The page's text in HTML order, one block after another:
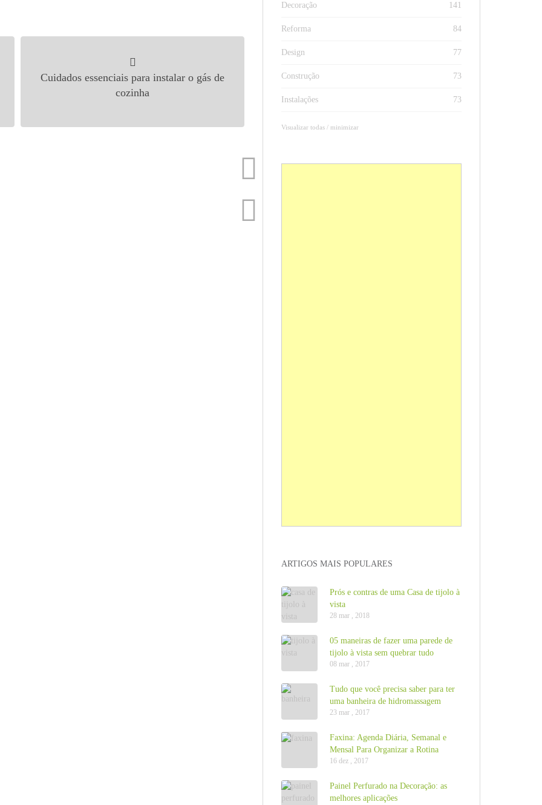
Cuidados essenciais para instalar o gás de
cozinha
Decoração 141
Reforma 84
Design 77
Construção 73
Instalações 73
Visualizar todas / minimizar
ARTIGOS MAIS POPULARES
Prós e contras de uma Casa de tijolo à
vista
28 mar , 2018
05 maneiras de fazer uma parede de
tijolo à vista sem quebrar tudo
08 mar , 2017
Tudo que você precisa saber para ter
uma banheira de hidromassagem
23 mar , 2017
Faxina: Agenda Diária, Semanal e
Mensal Para Organizar a Rotina
16 dez , 2017
Painel Perfurado na Decoração: as
melhores aplicações